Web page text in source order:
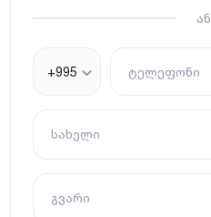
ან
+995 ტელეფონი
სახელი
გვარი